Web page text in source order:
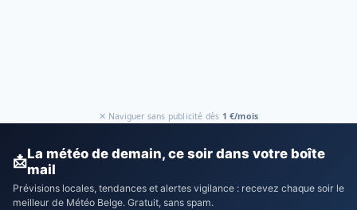
✕ Naviguer sans publicité dès 1 €/mois
📩La météo de demain, ce soir dans votre boîte
mail
Prévisions locales, tendances et alertes vigilance : recevez chaque soir le
meilleur de Météo Belge. Gratuit, sans spam.